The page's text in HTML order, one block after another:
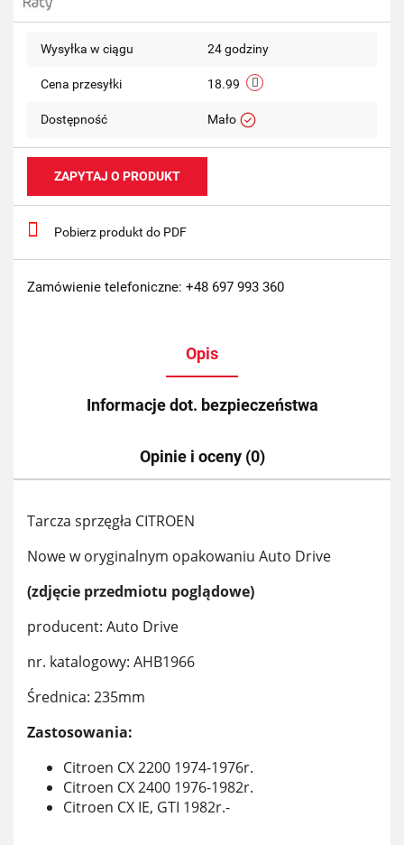
Wysyłka w ciągu 24 godziny
Cena przesyłki 18.99
Dostępność Mało
ZAPYTAJ O PRODUKT
Pobierz produkt do PDF
Zamówienie telefoniczne: +48 697 993 360
Opis
Informacje dot. bezpieczeństwa
Opinie i oceny (0)
Tarcza sprzęgła CITROEN
Nowe w oryginalnym opakowaniu Auto Drive
(zdjęcie przedmiotu poglądowe)
producent: Auto Drive
nr. katalogowy: AHB1966
Średnica: 235mm
Zastosowania:
Citroen CX 2200 1974-1976r.
Citroen CX 2400 1976-1982r.
Citroen CX IE, GTI 1982r.-